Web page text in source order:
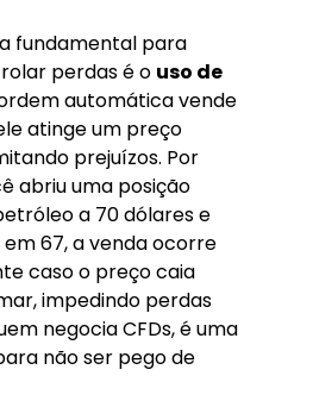
fundamental para
perdas é o uso de
automática vende
atinge um preço
prejuízos. Por
abriu uma posição
a 70 dólares e
67, a venda ocorre
caso o preço caia
impedindo perdas
negocia CFDs, é uma
não ser pego de